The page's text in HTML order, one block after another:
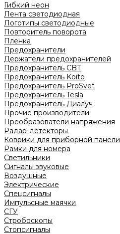
Гибкий неон
Лента светодиодная
Логотипы светодиодные
Повторитель поворота
Пленка
Предохранители
Держатели предохранителей
Предохранитель CBT
Предохранитель Koito
Предохранитель ProSvet
Предохранитель Tesla
Предохранитель Диалуч
Прочие производители
Преобразователи напряжения
Радар-детекторы
Коврики для приборной панели
Рамки для номера
Светильники
Сигналы звуковые
Воздушные
Электрические
Спецсигналы
Импульсные маячки
СГУ
Стробоскопы
Стопсигналы